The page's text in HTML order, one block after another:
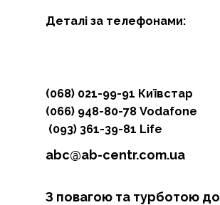
Деталі за телефонами:
(068) 021-99-91 Київстар
(066) 948-80-78 Vodafone
(093) 361-39-81 Life
abc@ab-centr.com.ua
З повагою та турботою до